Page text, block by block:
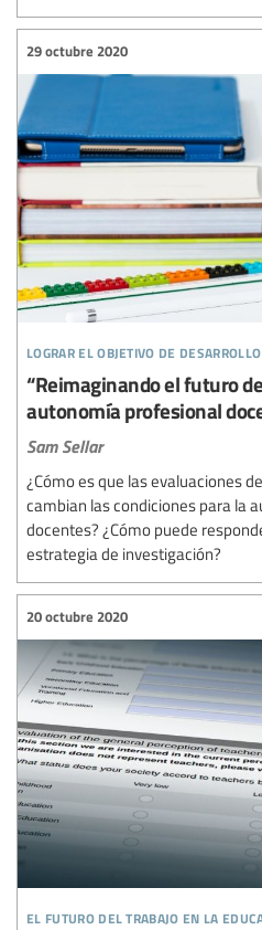
lograr el objetivo de
29 octubre 2020
“Reimaginando el futuro
autonomía profesional
Sam Sellar
¿Cómo es que las evaluaciones
cambian las condiciones para la
docentes? ¿Cómo puede
estrategia de investigación?
el futuro del trabajo en la
20 octubre 2020